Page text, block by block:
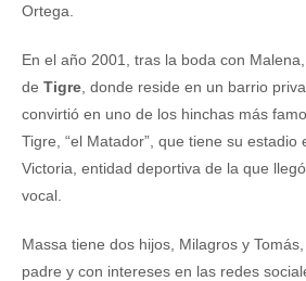
Ortega.
En el año 2001, tras la boda con
de Tigre , donde reside en un barrio
convirtió en uno de los hinchas más
Tigre, “el Matador”, que tiene su estadio
Victoria, entidad deportiva de la que
vocal.
Massa tiene dos hijos, Milagros y
padre y con intereses en las redes